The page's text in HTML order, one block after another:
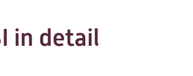
in detail